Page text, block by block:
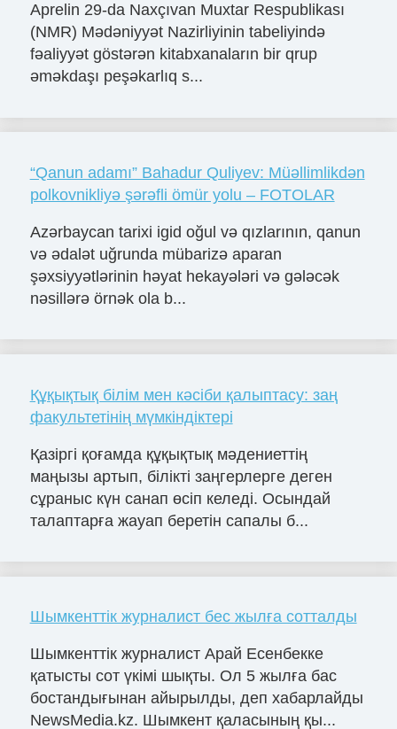
Aprelin 29-da Naxçıvan Muxtar Respublikası
(NMR) Mədəniyyət Nazirliyinin tabeliyində
fəaliyyət göstərən kitabxanaların bir qrup
əməkdaşı peşəkarlıq s...
“Qanun adamı” Bahadur Quliyev: Müəllimlikdən
polkovnikliyə şərəfli ömür yolu – FOTOLAR
Azərbaycan tarixi igid oğul və qızlarının, qanun
və ədalət uğrunda mübarizə aparan
şəxsiyyətlərinin həyat hekayələri və gələcək
nəsillərə örnək ola b...
Құқықтық білім мен кәсіби қалыптасу: заң
факультетінің мүмкіндіктері
Қазіргі қоғамда құқықтық мәдениеттің
маңызы артып, білікті заңгерлерге деген
сұраныс күн санап өсіп келеді. Осындай
талаптарға жауап беретін сапалы б...
Шымкенттік журналист бес жылға сотталды
Шымкенттік журналист Арай Есенбекке
қатысты сот үкімі шықты. Ол 5 жылға бас
бостандығынан айырылды, деп хабарлайды
NewsMedia.kz. Шымкент қаласының қы...